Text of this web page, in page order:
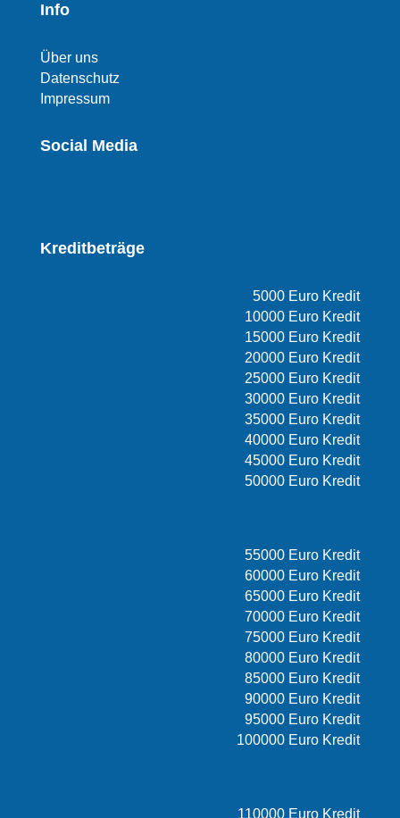
Info
Über uns
Datenschutz
Impressum
Social Media
Kreditbeträge
5000 Euro Kredit
10000 Euro Kredit
15000 Euro Kredit
20000 Euro Kredit
25000 Euro Kredit
30000 Euro Kredit
35000 Euro Kredit
40000 Euro Kredit
45000 Euro Kredit
50000 Euro Kredit
55000 Euro Kredit
60000 Euro Kredit
65000 Euro Kredit
70000 Euro Kredit
75000 Euro Kredit
80000 Euro Kredit
85000 Euro Kredit
90000 Euro Kredit
95000 Euro Kredit
100000 Euro Kredit
110000 Euro Kredit